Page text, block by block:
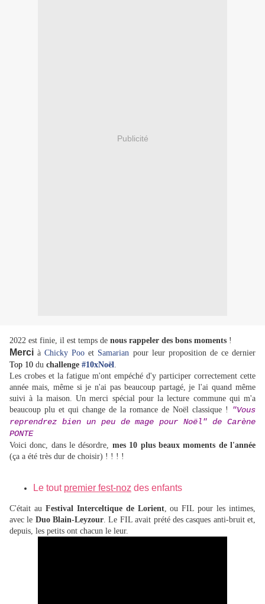
Publicité
2022 est finie, il est temps de nous rappeler des bons moments !
Merci àChicky Poo et Samarian pour leur proposition de ce dernier
Top 10 du challenge #10xNoël.
Les crobes et la fatigue m'ont empéché d'y participer correctement cette
année mais, même si je n'ai pas beaucoup partagé, je l'ai quand même
suivi à la maison. Un merci spécial pour la lecture commune qui m'a
beaucoup plu et qui change de la romance de Noël classique !
"Vous
reprendrez bien un peu de mage pour Noël" de Carène
PONTE
Voici donc, dans le désordre, mes 10 plus beaux moments de l'année
(ça a été très dur de choisir) ! ! ! !
Le tout premier fest-noz des enfants
C'était au Festival Interceltique de Lorient, ou FIL pour les intimes,
avec le Duo Blain-Leyzour. Le FIL avait prété des casques anti-bruit et,
depuis, les petits ont chacun le leur.